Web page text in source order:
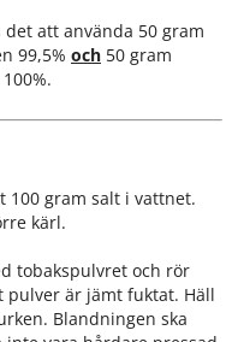
att använda 50 gram
99,5% och 50 gram
100 gram salt i vattnet.
kärl.
tobakspulvret och rör
pulver är jämt fuktat. Häll
Blandningen ska